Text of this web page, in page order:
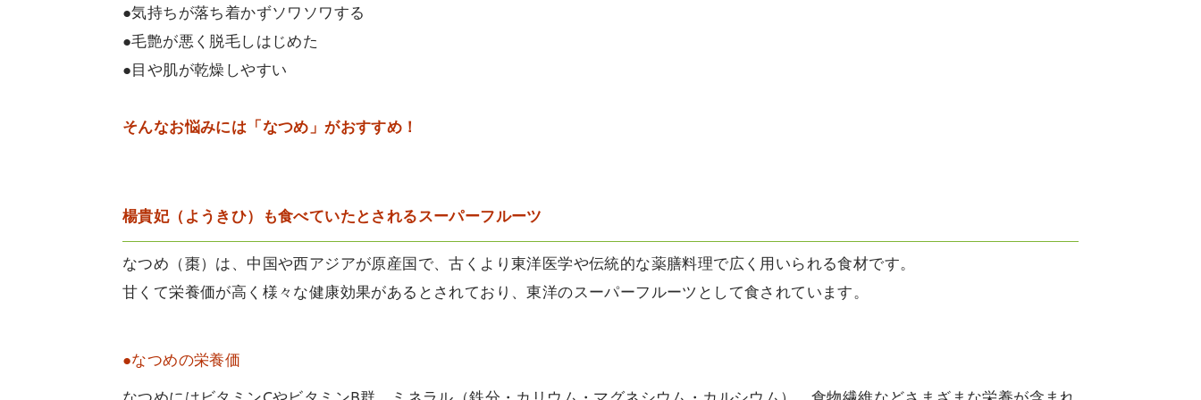
●気持ちが落ち着かずソワソワする
●毛艶が悪く脱毛しはじめた
●目や肌が乾燥しやすい
そんなお悩みには「なつめ」がおすすめ！
楊貴妃（ようきひ）も食べていたとされるスーパーフルーツ
なつめ（棗）は、中国や西アジアが原産国で、古くより東洋医学や伝統的な薬膳料理で広く用いられる食材です。
甘くて栄養価が高く様々な健康効果があるとされており、東洋のスーパーフルーツとして食されています。
●なつめの栄養価